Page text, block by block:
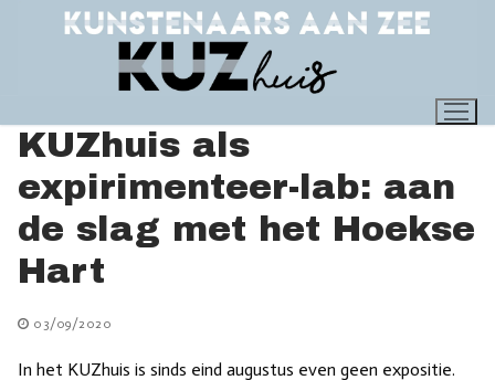
KUZhuis als
expirimenteer-lab: aan
de slag met het Hoekse
Hart
03/09/2020
In het KUZhuis is sinds eind augustus even geen expositie.